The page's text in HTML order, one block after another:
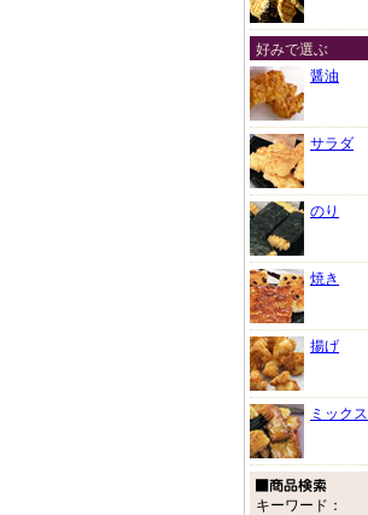
好みで選ぶ
醤油
サラダ
のり
焼き
揚げ
ミックス
キーワード：